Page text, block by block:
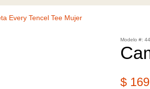
Every Tencel Tee Mujer
:
$ 169
2.
tenis hombre